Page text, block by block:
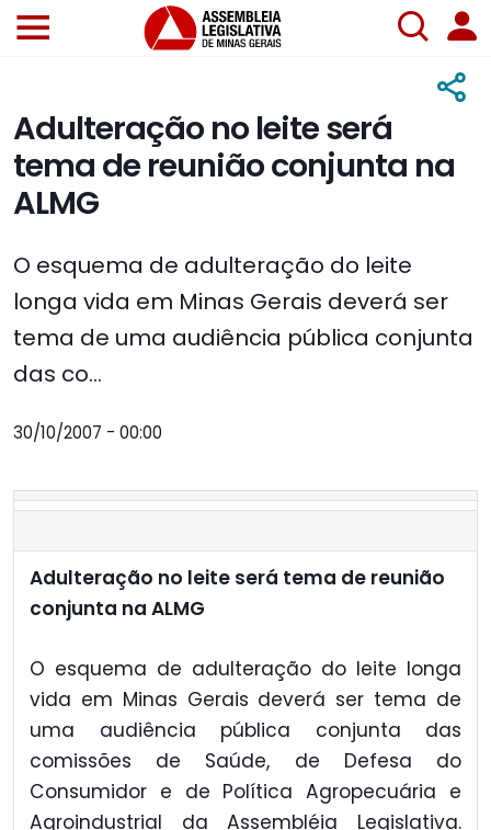
Adulteração no leite será
tema de reunião conjunta na
ALMG
O esquema de adulteração do leite
longa vida em Minas Gerais deverá ser
tema de uma audiência pública conjunta
das co...
30/10/2007 - 00:00
Adulteração no leite será tema de reunião
conjunta na ALMG
O esquema de adulteração do leite longa
vida em Minas Gerais deverá ser tema de
uma audiência pública conjunta das
comissões de Saúde, de Defesa do
Consumidor e de Política Agropecuária e
Agroindustrial da Assembléia Legislativa.